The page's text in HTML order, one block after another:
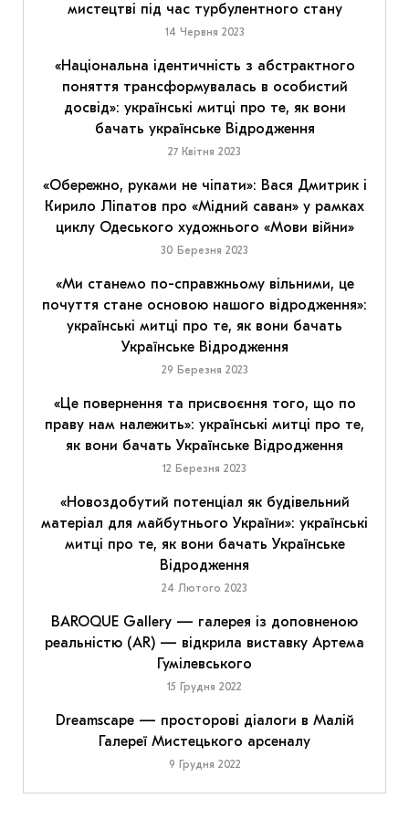
мистецтві під час турбулентного стану
14 Червня 2023
«Національна ідентичність з абстрактного
поняття трансформувалась в особистий
досвід»: українські митці про те, як вони
бачать українське Відродження
27 Квітня 2023
«Обережно, руками не чіпати»: Вася Дмитрик і
Кирило Ліпатов про «Мідний саван» у рамках
циклу Одеського художнього «Мови війни»
30 Березня 2023
«Ми станемо по-справжньому вільними, це
почуття стане основою нашого відродження»:
українські митці про те, як вони бачать
Українське Відродження
29 Березня 2023
«Це повернення та присвоєння того, що по
праву нам належить»: українські митці про те,
як вони бачать Українське Відродження
12 Березня 2023
«Новоздобутий потенціал як будівельний
матеріал для майбутнього України»: українські
митці про те, як вони бачать Українське
Відродження
24 Лютого 2023
BAROQUE Gallery — галерея із доповненою
реальністю (AR) — відкрила виставку Артема
Гумілевського
15 Грудня 2022
Dreamscape — просторові діалоги в Малій
Галереї Мистецького арсеналу
9 Грудня 2022